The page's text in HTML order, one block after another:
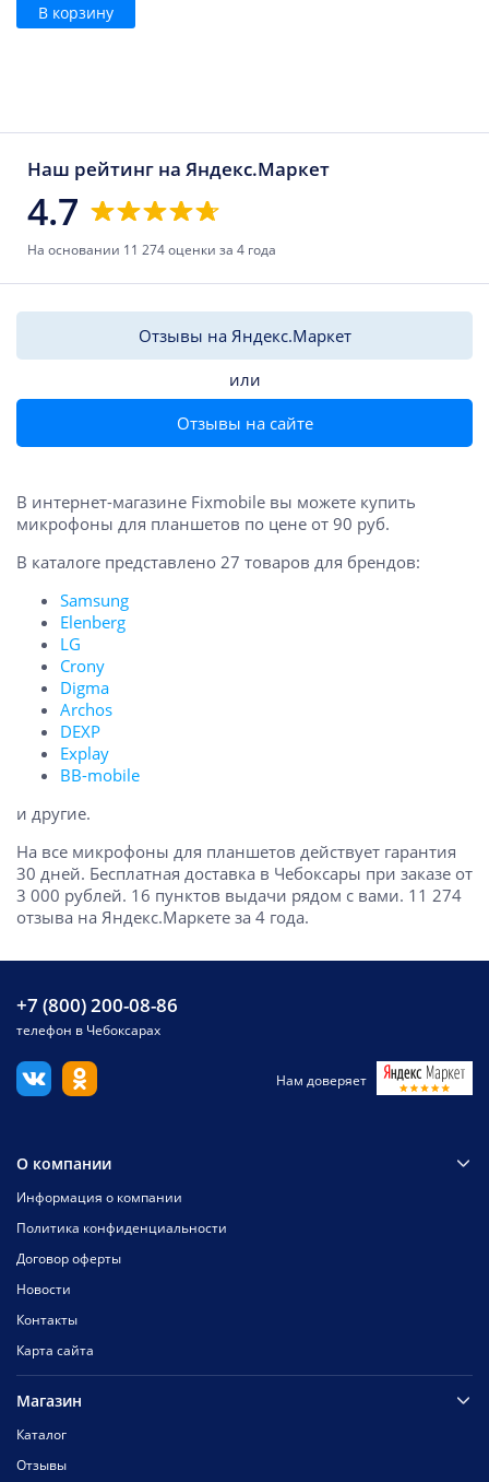
В корзину
Наш рейтинг на Яндекс.Маркет
4.7
На основании 11 274 оценки за 4 года
Отзывы на Яндекс.Маркет
или
Отзывы на сайте
В интернет-магазине Fixmobile вы можете купить
микрофоны для планшетов по цене от 90 руб.
В каталоге представлено 27 товаров для брендов:
Samsung
Elenberg
LG
Crony
Digma
Archos
DEXP
Explay
BB-mobile
и другие.
На все микрофоны для планшетов действует гарантия
30 дней. Бесплатная доставка в Чебоксары при заказе от
3 000 рублей. 16 пунктов выдачи рядом с вами. 11 274
отзыва на Яндекс.Маркете за 4 года.
+7 (800) 200-08-86
телефон в Чебоксарах
Нам доверяет
О компании
Информация о компании
Политика конфиденциальности
Договор оферты
Новости
Контакты
Карта сайта
Магазин
Каталог
Отзывы